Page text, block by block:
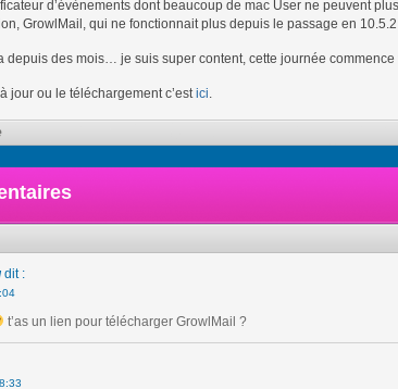
d’évènements dont beaucoup de mac User ne peuvent
GrowlMail, qui ne fonctionnait plus depuis le passage en
depuis des mois… je suis super content, cette journée
jour ou le téléchargement c’estici.
dit :
t’as un lien pour télécharger GrowlMail ?